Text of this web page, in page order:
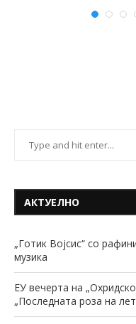
АКТУЕЛНО
„Готик Војсис“ со
музика
ЕУ вечерта на
„Последната роза на